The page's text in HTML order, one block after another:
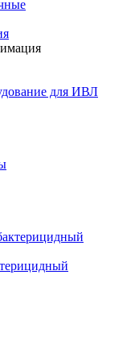
для ИВЛ